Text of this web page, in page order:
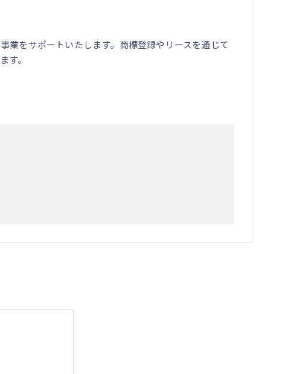
業をサポートいたします。商標登録やリースを通じて
す。